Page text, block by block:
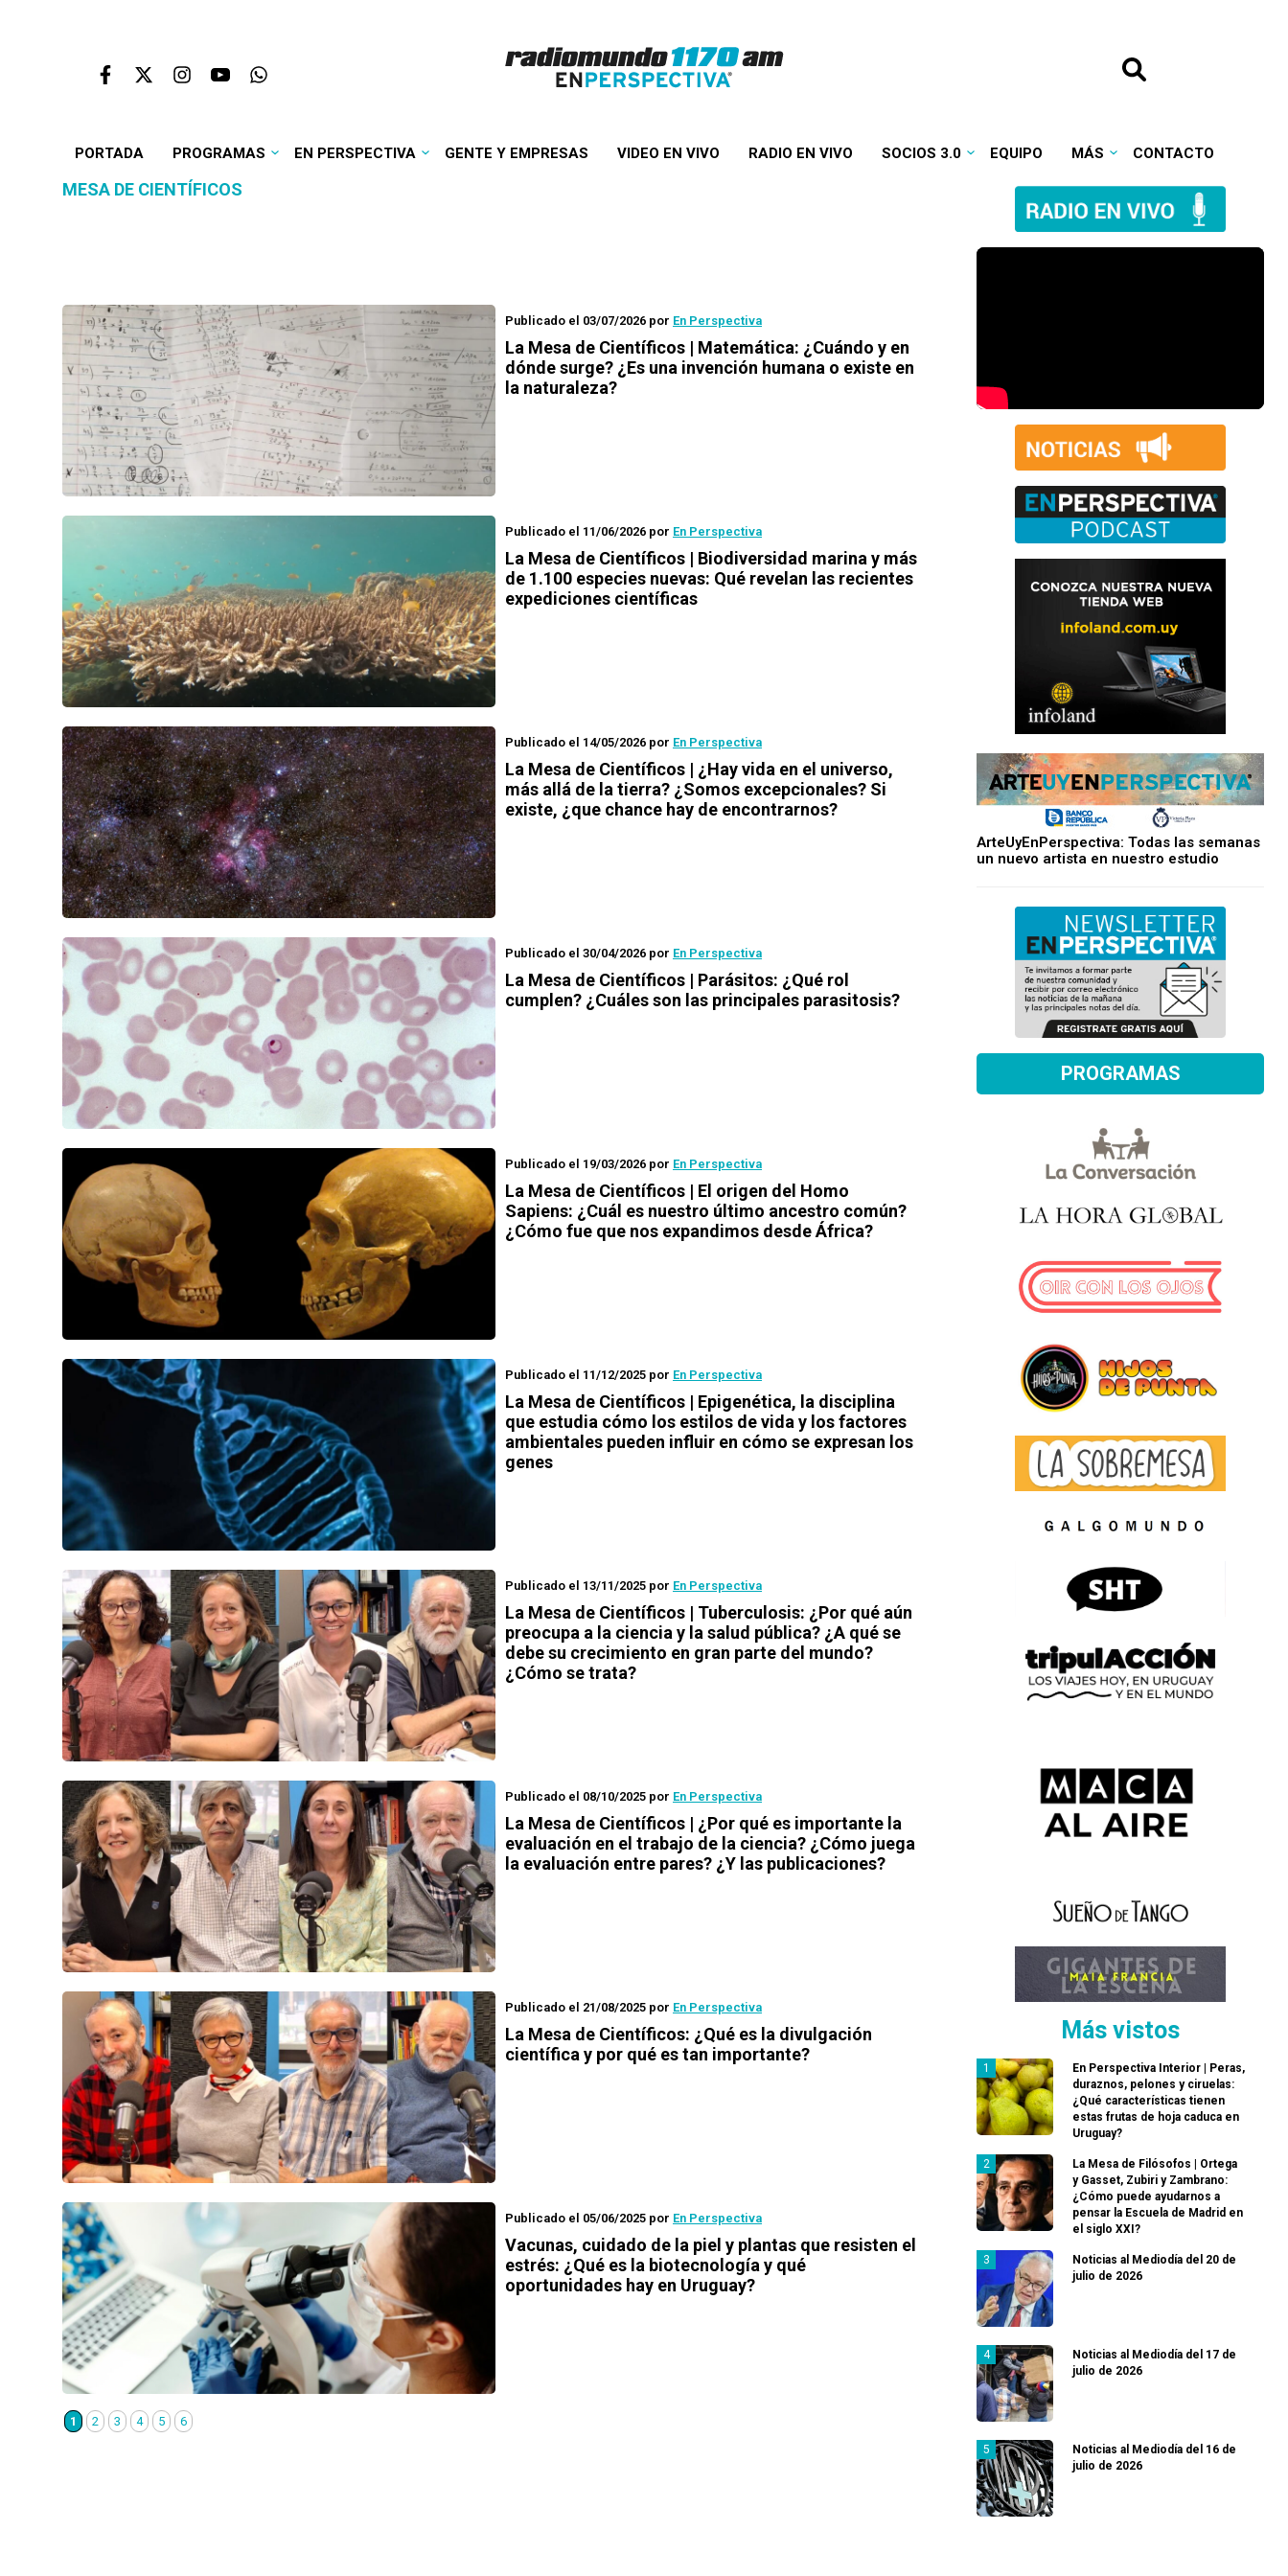
PORTADA PROGRAMAS EN PERSPECTIVA GENTE Y EMPRESAS VIDEO EN VIVO RADIO EN VIVO SOCIOS 3.0 EQUIPO MÁS CONTACTO
MESA DE CIENTÍFICOS
Publicado el 03/07/2026 por En Perspectiva
La Mesa de Científicos | Matemática: ¿Cuándo y en
dónde surge? ¿Es una invención humana o existe en
la naturaleza?
Publicado el 11/06/2026 por En Perspectiva
La Mesa de Científicos | Biodiversidad marina y más
de 1.100 especies nuevas: Qué revelan las recientes
expediciones científicas
Publicado el 14/05/2026 por En Perspectiva
La Mesa de Científicos | ¿Hay vida en el universo,
más allá de la tierra? ¿Somos excepcionales? Si
existe, ¿que chance hay de encontrarnos?
Publicado el 30/04/2026 por En Perspectiva
La Mesa de Científicos | Parásitos: ¿Qué rol
cumplen? ¿Cuáles son las principales parasitosis?
Publicado el 19/03/2026 por En Perspectiva
La Mesa de Científicos | El origen del Homo
Sapiens: ¿Cuál es nuestro último ancestro común?
¿Cómo fue que nos expandimos desde África?
Publicado el 11/12/2025 por En Perspectiva
La Mesa de Científicos | Epigenética, la disciplina
que estudia cómo los estilos de vida y los factores
ambientales pueden influir en cómo se expresan los
genes
Publicado el 13/11/2025 por En Perspectiva
La Mesa de Científicos | Tuberculosis: ¿Por qué aún
preocupa a la ciencia y la salud pública? ¿A qué se
debe su crecimiento en gran parte del mundo?
¿Cómo se trata?
Publicado el 08/10/2025 por En Perspectiva
La Mesa de Científicos | ¿Por qué es importante la
evaluación en el trabajo de la ciencia? ¿Cómo juega
la evaluación entre pares? ¿Y las publicaciones?
Publicado el 21/08/2025 por En Perspectiva
La Mesa de Científicos: ¿Qué es la divulgación
científica y por qué es tan importante?
Publicado el 05/06/2025 por En Perspectiva
Vacunas, cuidado de la piel y plantas que resisten el
estrés: ¿Qué es la biotecnología y qué
oportunidades hay en Uruguay?
1 2 3 4 5 6
ArteUyEnPerspectiva: Todas las semanas
un nuevo artista en nuestro estudio
PROGRAMAS
Más vistos
En Perspectiva Interior | Peras,
duraznos, pelones y ciruelas:
¿Qué características tienen
estas frutas de hoja caduca en
Uruguay?
La Mesa de Filósofos | Ortega
y Gasset, Zubiri y Zambrano:
¿Cómo puede ayudarnos a
pensar la Escuela de Madrid en
el siglo XXI?
Noticias al Mediodía del 20 de
julio de 2026
Noticias al Mediodía del 17 de
julio de 2026
Noticias al Mediodía del 16 de
julio de 2026